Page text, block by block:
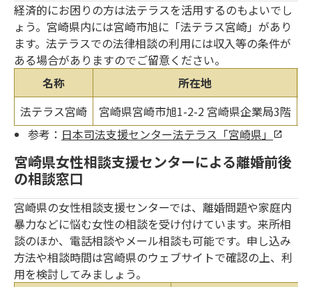
経済的にお困りの方は法テラスを活用するのもよいでし
ょう。宮崎県内には宮崎市旭に「法テラス宮崎」があり
ます。法テラスでの法律相談の利用には収入等の条件が
ある場合がありますのでご留意ください。
名称
所在地
法テラス宮崎
宮崎県宮崎市旭1-2-2 宮崎県企業局3階
参考： 日本司法支援センター法テラス「宮崎県」
宮崎県女性相談支援センターによる離婚前後
の相談窓口
宮崎県の女性相談支援センターでは、離婚問題や家庭内
暴力などに悩む女性の相談を受け付けています。来所相
談のほか、電話相談やメール相談も可能です。申し込み
方法や相談時間は宮崎県のウェブサイトで確認の上、利
用を検討してみましょう。